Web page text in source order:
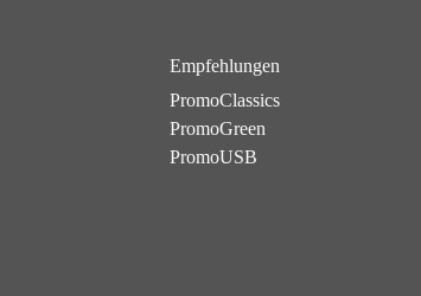
Empfehlungen
PromoClassics
PromoGreen
PromoUSB